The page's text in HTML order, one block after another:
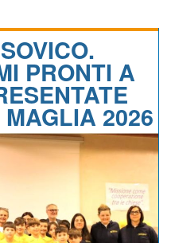
PRONTI A
2026